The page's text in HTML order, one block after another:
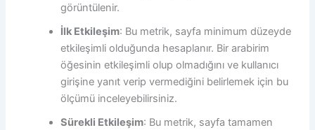
görüntülenir.
İlk Etkileşim: Bu metrik, sayfa minimum düzeyde
etkileşimli olduğunda hesaplanır. Bir arabirim
öğesinin etkileşimli olup olmadığını ve kullanıcı
girişine yanıt verip vermediğini belirlemek için bu
ölçümü inceleyebilirsiniz.
Sürekli Etkileşim: Bu metrik, sayfa tamamen